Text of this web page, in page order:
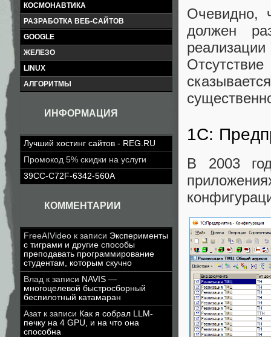
КОСМОНАВТИКА
РАЗРАБОТКА ВЕБ-САЙТОВ
GOOGLE
ЖЕЛЕЗО
LINUX
АЛГОРИТМЫ
ИНФОРМАЦИЯ
Лучший хостинг сайтов - REG.RU
Промокод 5% скидки на услуги
39CC-C72F-6342-560A
КОММЕНТАРИИ
FreeAIVideo к записи Эксперименты
с тиграми и другие способы
преподавать программирование
студентам, которым скучно
Влад к записи NAVIS —
многоцелевой быстросборный
беспилотный катамаран
Азатк записи Как я собрал LLM-
печку на 4 GPU, и на что она
способна
Очевидно,
должен
1С:
В 2003